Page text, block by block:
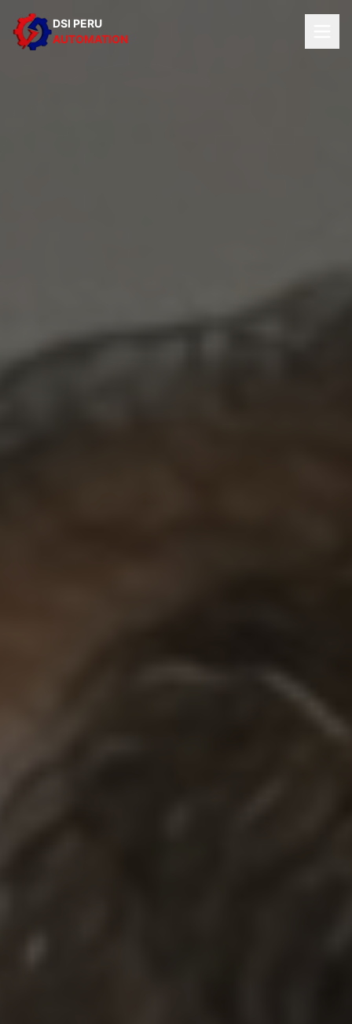
DSI PERU
AUTOMATION